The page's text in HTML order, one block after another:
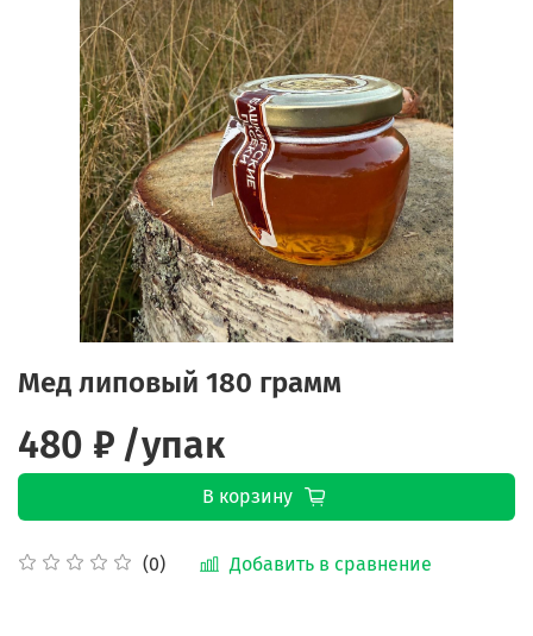
Мед липовый 180 грамм
(0) Добавить в сравнение
480 ₽ /упак
В корзину